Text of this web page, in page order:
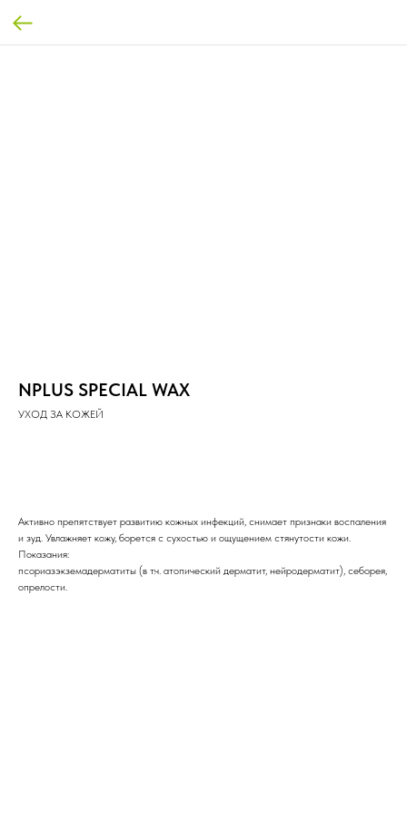
NPLUS SPECIAL WAX
УХОД ЗА КОЖЕЙ
Активно препятствует развитию кожных инфекций, снимает признаки воспаления
и зуд. Увлажняет кожу, борется с сухостью и ощущением стянутости кожи.
Показания:
псориазэкземадерматиты (в т.ч. атопический дерматит, нейродерматит), себорея,
опрелости.